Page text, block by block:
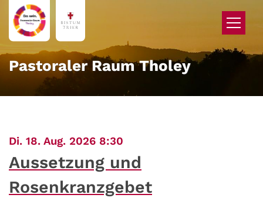
Zum Inhalt springen
Pastoraler Raum Tholey
Di. 18. Aug. 2026 8:30
Aussetzung und
Rosenkranzgebet